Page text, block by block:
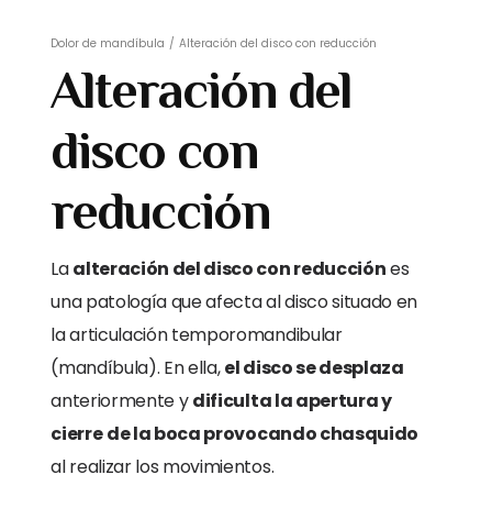
Dolor de mandíbula / Alteración del disco con reducción
Alteración del
disco con
reducción
Laalteración del disco con reducciónes
una patología que afecta al disco situado en
la articulación temporomandibular
(mandíbula). En ella,el disco se desplaza
anteriormente ydificulta la apertura y
cierre de la boca provocando chasquido
al realizar los movimientos.